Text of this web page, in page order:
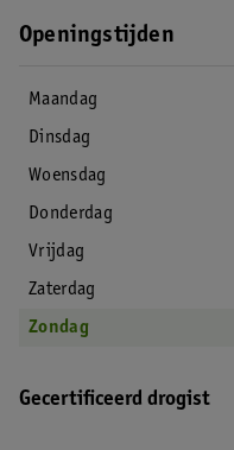
Openingstijden
Maandag
Dinsdag
Woensdag
Donderdag
Vrijdag
Zaterdag
Zondag
Gecertificeerd drogist